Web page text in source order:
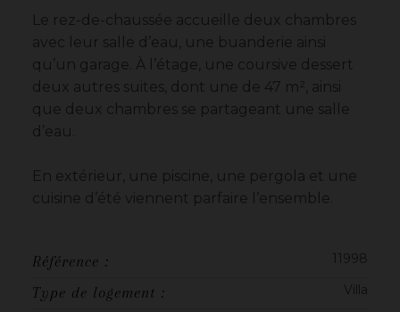
Le rez-de-chaussée accueille deux chambres
avec leur salle d’eau, une buanderie ainsi
qu’un garage. À l’étage, une coursive dessert
deux autres suites, dont une de 47 m², ainsi
que deux chambres se partageant une salle
d’eau.
En extérieur, une piscine, une pergola et une
cuisine d’été viennent parfaire l’ensemble.
Référence : 11998
Type de logement : Villa